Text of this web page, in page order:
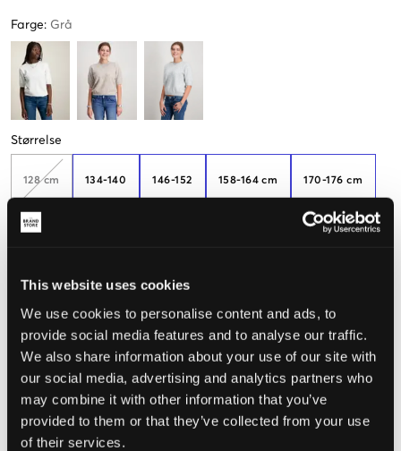
This website uses cookies
We use cookies to personalise content and ads, to
provide social media features and to analyse our traffic.
We also share information about your use of our site with
our social media, advertising and analytics partners who
may combine it with other information that you’ve
provided to them or that they’ve collected from your use
of their services.
Farge: Grå
Størrelse
128 cm 134-140 146-152 158-164 cm 170-176 cm
Opplevd størrelse
Liten Riktig Stor
STØRRELSESTABELL
VELG EN STØRRELSE